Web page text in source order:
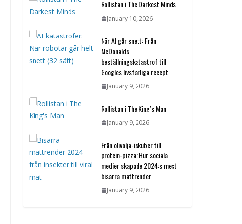
Rollistan i The Darkest Minds
January 10, 2026
När AI går snett: Från
McDonalds
beställningskatastrof till
Googles livsfarliga recept
January 9, 2026
Rollistan i The King’s Man
January 9, 2026
Från olivolja-iskuber till
protein-pizza: Hur sociala
medier skapade 2024:s mest
bisarra mattrender
January 9, 2026